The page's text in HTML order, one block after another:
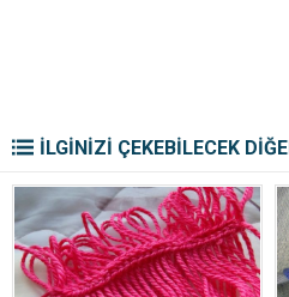
İLGİNİZİ ÇEKEBİLECEK